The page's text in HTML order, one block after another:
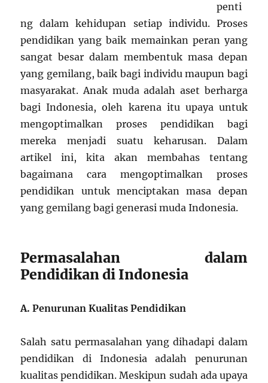
penti
ng dalam kehidupan setiap individu. Proses
pendidikan yang baik memainkan peran yang
sangat besar dalam membentuk masa depan
yang gemilang, baik bagi individu maupun bagi
masyarakat. Anak muda adalah aset berharga
bagi Indonesia, oleh karena itu upaya untuk
mengoptimalkan proses pendidikan bagi
mereka menjadi suatu keharusan. Dalam
artikel ini, kita akan membahas tentang
bagaimana cara mengoptimalkan proses
pendidikan untuk menciptakan masa depan
yang gemilang bagi generasi muda Indonesia.
Permasalahan dalam
Pendidikan di Indonesia
A. Penurunan Kualitas Pendidikan
Salah satu permasalahan yang dihadapi dalam
pendidikan di Indonesia adalah penurunan
kualitas pendidikan. Meskipun sudah ada upaya